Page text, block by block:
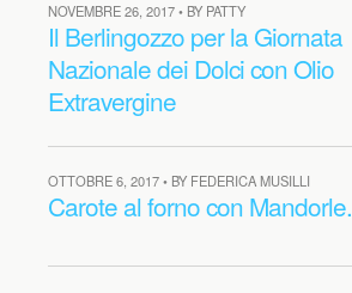
NOVEMBRE 26, 2017 • BY PATTY
Il Berlingozzo per la Giornata
Nazionale dei Dolci con Olio
Extravergine
OTTOBRE 6, 2017 • BY FEDERICA MUSILLI
Carote al forno con Mandorle.